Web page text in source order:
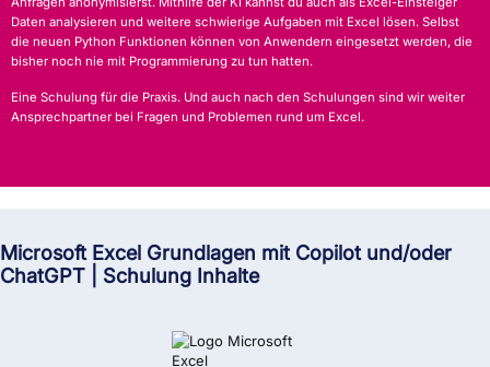
Daten analysieren und weitere schwierige Aufgaben mit Excel lösen. Selbst
die neuen Python Funktionen können von Anwendern eingesetzt werden, die
bisher noch nie mit Programmierung zu tun hatten.
Eine Schulung für die Praxis. Und auch nach den Schulungen sind wir weiter
Ansprechpartner bei Fragen und Problemen rund um Excel.
Microsoft Excel Grundlagen mit Copilot und/oder
ChatGPT | Schulung Inhalte